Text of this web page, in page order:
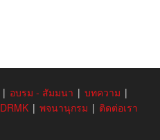
| อบรม - สัมมนา | บทความ |
DRMK | พจนานุกรม | ติดต่อเรา